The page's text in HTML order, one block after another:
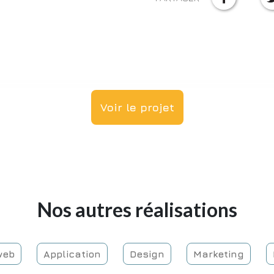
Voir le projet
Nos autres réalisations
web Application Design Marketing